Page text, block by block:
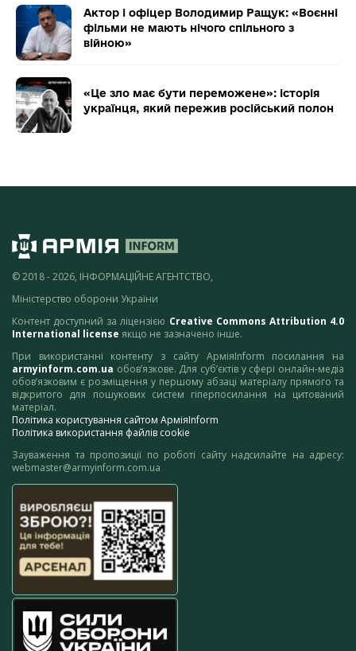
Актор і офіцер Володимир Ращук: «Воєнні
фільми не мають нічого спільного з
війною»
«Це зло має бути переможене»: історія
українця, який пережив російський полон
© 2018 - 2026, ІНФОРМАЦІЙНЕ АГЕНТСТВО,
Міністерство оборони України
Контент доступний за ліцензією Creative Commons Attribution 4.0
International license якщо не зазначено інше.
При використанні контенту з сайту АрміяInform посилання на
armyinform.com.ua обов’язкове. Для суб’єктів у сфері онлайн-медіа
обов’язковим є розміщення у першому абзаці матеріалу прямого та
відкритого для пошукових систем гіперпосилання на цитований
матеріал.
Політика користування сайтом АрміяInform
Політика використання файлів cookie
Зауваження та пропозиції по роботі сайту надсилайте на адресу:
webmaster@armyinform.com.ua